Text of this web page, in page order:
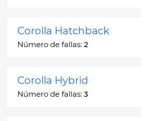
Corolla Hatchback
Número de fallas: 2
Corolla Hybrid
Número de fallas: 3